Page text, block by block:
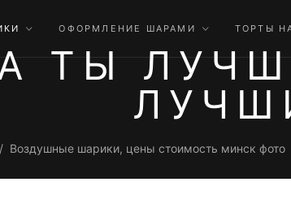
ОФОРМЛЕНИЕ ШАРАМИ ТОРТЫ
ТЫ
Воздушные шарики, цены стоимость минск фото